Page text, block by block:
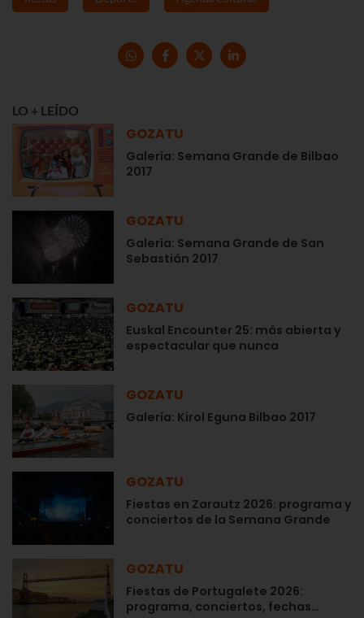
LO + LEÍDO
GOZATU
Galería: Semana Grande de Bilbao
2017
GOZATU
Galería: Semana Grande de San
Sebastián 2017
GOZATU
Euskal Encounter 25: más abierta y
espectacular que nunca
GOZATU
Galería: Kirol Eguna Bilbao 2017
GOZATU
Fiestas en Zarautz 2026: programa y
conciertos de la Semana Grande
GOZATU
Fiestas de Portugalete 2026:
programa, conciertos, fechas…